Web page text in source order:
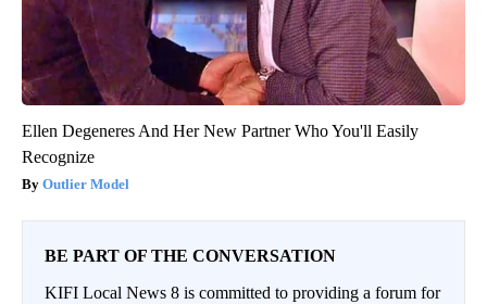
Ellen Degeneres And Her New Partner Who You'll Easily
Recognize
Outlier Model
BE PART OF THE CONVERSATION
KIFI Local News 8 is committed to providing a forum for